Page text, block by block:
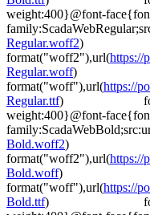
weight:400}@font-
Regular.woff2)
format("woff2"),url(https://
Regular.woff)
format("woff"),url(https://
Regular.ttf)
weight:400}@font-
Bold.woff2)
format("woff2"),url(https://
Bold.woff)
format("woff"),url(https://
Bold.ttf)